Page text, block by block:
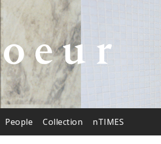
People Collection nTIMES